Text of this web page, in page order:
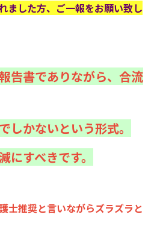
ました方、ご一報をお願い致し
告書でありながら、合流
しかないという形式。
にすべきです。
士推奨と言いながらズラズラと